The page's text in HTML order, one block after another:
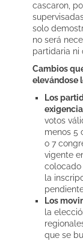
cascaron,
solo
no será
partidaria ni
Cambios
elevándose
Los
votos
menos 5
o 7
vigente
colocado
la
Los
la
que se